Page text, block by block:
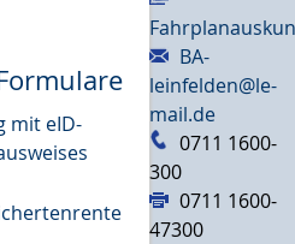
mit eID-
BA-
leinfelden@le-
mail.de
0711 1600-
300
0711 1600-
47300